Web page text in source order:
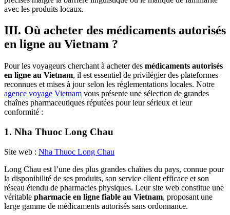
avec les produits locaux.
III. Où acheter des médicaments autorisés
en ligne au Vietnam ?
Pour les voyageurs cherchant à acheter des médicaments autorisés
en ligne au Vietnam, il est essentiel de privilégier des plateformes
reconnues et mises à jour selon les réglementations locales. Notre
agence voyage Vietnam vous présente une sélection de grandes
chaînes pharmaceutiques réputées pour leur sérieux et leur
conformité :
1. Nha Thuoc Long Chau
Site web : Nha Thuoc Long Chau
Long Chau est l’une des plus grandes chaînes du pays, connue pour
la disponibilité de ses produits, son service client efficace et son
réseau étendu de pharmacies physiques. Leur site web constitue une
véritable pharmacie en ligne fiable au Vietnam, proposant une
large gamme de médicaments autorisés sans ordonnance.